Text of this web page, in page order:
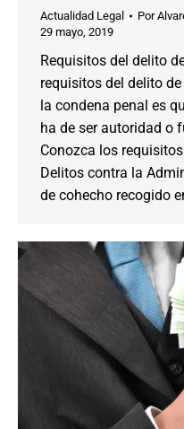
Actualidad Legal Por
29 mayo, 2019
Requisitos del delito
requisitos del delito
la condena penal es
ha de ser autoridad o
Conozca los
Delitos contra la
de cohecho recogido